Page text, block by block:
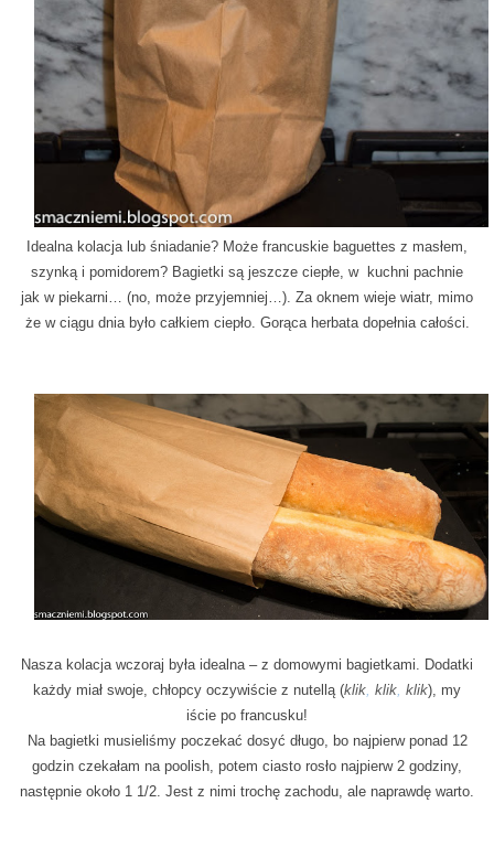
Idealna kolacja lub śniadanie? Może francuskie baguettes z masłem,
szynką i pomidorem? Bagietki są jeszcze ciepłe, w kuchni pachnie
jak w piekarni… (no, może przyjemniej…). Za oknem wieje wiatr, mimo
że w ciągu dnia było całkiem ciepło. Gorąca herbata dopełnia całości.
Nasza kolacja wczoraj była idealna – z domowymi bagietkami. Dodatki
każdy miał swoje, chłopcy oczywiście z nutellą (klik, klik, klik), my
iście po francusku!
Na bagietki musieliśmy poczekać dosyć długo, bo najpierw ponad 12
godzin czekałam na poolish, potem ciasto rosło najpierw 2 godziny,
następnie około 1 1/2. Jest z nimi trochę zachodu, ale naprawdę warto.